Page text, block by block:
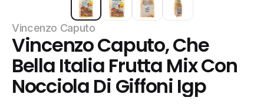
Vincenzo Caputo
Vincenzo Caputo, Che
Bella Italia Frutta Mix Con
Nocciola Di Giffoni Igp